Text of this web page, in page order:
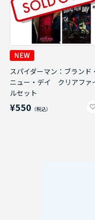
スパイダーマン：ブランド
ニュー・デイ クリアファ
ルセット
¥550